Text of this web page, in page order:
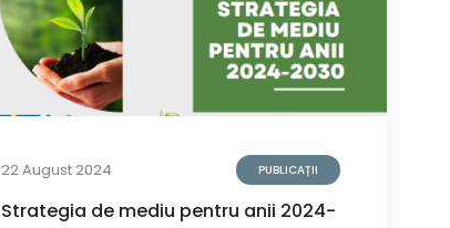
22 August 2024 PUBLICAȚII
Strategia de mediu pentru anii 2024-